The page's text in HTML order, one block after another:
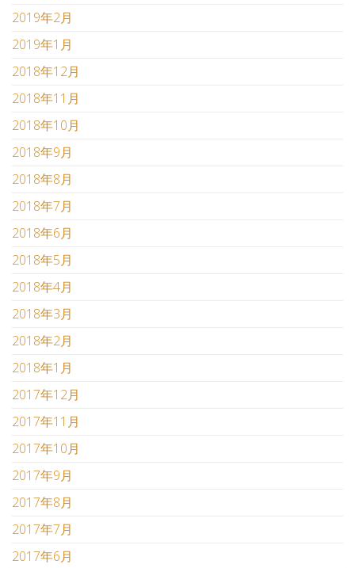
2019年2月
2019年1月
2018年12月
2018年11月
2018年10月
2018年9月
2018年8月
2018年7月
2018年6月
2018年5月
2018年4月
2018年3月
2018年2月
2018年1月
2017年12月
2017年11月
2017年10月
2017年9月
2017年8月
2017年7月
2017年6月